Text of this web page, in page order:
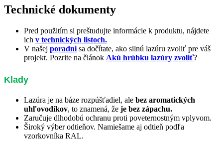
Technické dokumenty
Pred použitím si preštudujte informácie k produktu, nájdete
ich v technických listoch.
V našej poradni sa dočítate, ako silnú lazúru zvoliť pre váš
projekt. Pozrite na článok Akú hrúbku lazúry zvoliť?
Klady
Lazúra je na báze rozpúšťadiel, ale bez aromatických
uhľovodíkov, to znamená, že je bez zápachu.
Zaručuje dlhodobú ochranu proti poveternostným vplyvom.
Široký výber odtieňov. Namiešame aj odtieň podľa
vzorkovníka RAL.